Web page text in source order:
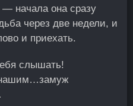
начала она сразу
через две недели, и
и приехать.
слышать!
нашим…замуж